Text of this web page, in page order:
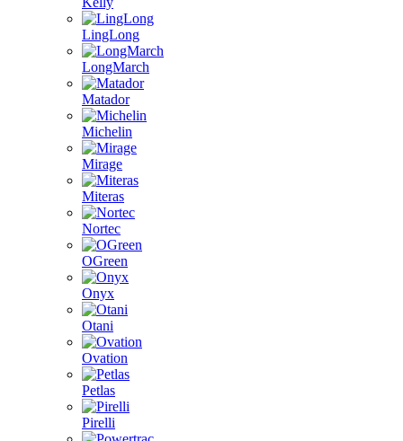
LingLong
LongMarch
Matador
Michelin
Mirage
Miteras
Nortec
OGreen
Onyx
Otani
Ovation
Petlas
Pirelli